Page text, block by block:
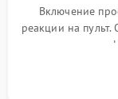
Включение
реакции на
наличия
системы